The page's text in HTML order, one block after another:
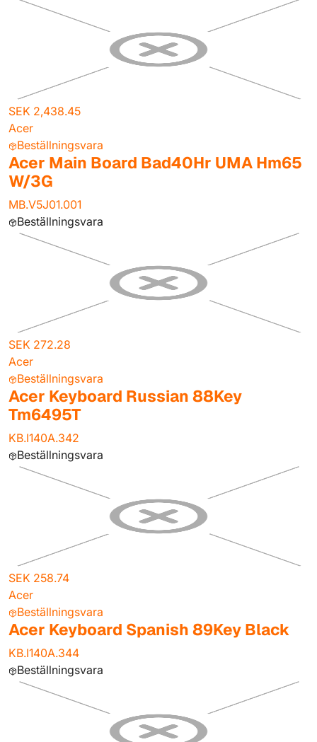
SEK 2,438.45
Acer
Beställningsvara
Acer Main Board Bad40Hr UMA Hm65
W/3G
MB.V5J01.001
Beställningsvara
SEK 272.28
Acer
Beställningsvara
Acer Keyboard Russian 88Key
Tm6495T
KB.I140A.342
Beställningsvara
SEK 258.74
Acer
Beställningsvara
Acer Keyboard Spanish 89Key Black
KB.I140A.344
Beställningsvara